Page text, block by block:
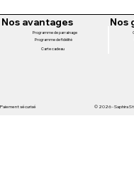
Nos avantages Nos
Programme de parrainage
Programme de fidélité
Carte cadeau
Paiement sécurisé © 2026 - Saphira